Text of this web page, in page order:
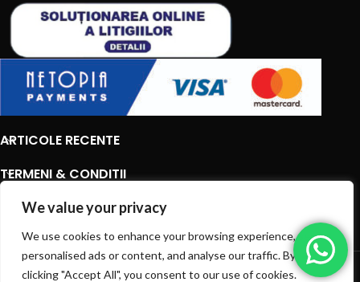
We value your privacy
We use cookies to enhance your browsing experience, serve
personalised ads or content, and analyse our traffic. By
clicking "Accept All", you consent to our use of cookies.
ARTICOLE RECENTE
TERMENI & CONDITII
CATEGORII DE PRODUSE
CATEGORII DE PRODUSE
© 2026EIAN.RO | Toate drepturile rezervate.